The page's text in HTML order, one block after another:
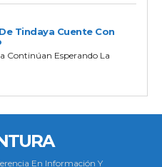
Tindaya Cuente Con
Continúan Esperando La
En Información Y